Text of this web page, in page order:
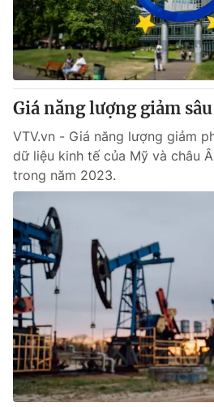
Giá năng lượng giảm sâu
VTV.vn - Giá năng lượng giảm
dữ liệu kinh tế của Mỹ và châu
trong năm 2023.